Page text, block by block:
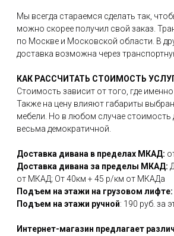
Мы всегда стараемся сделать так,
можно скорее получил свой заказ.
по Москве и Московской области. В
доставка возможна через
КАК РАССЧИТАТЬ СТОИМОСТЬ
Стоимость зависит от того, где
Также на цену влияют габариты
мебели. Но в любом случае стоимость
весьма демократичной.
Доставка дивана в пределах МКАД:
Доставка дивана за пределы МКАД:
от МКАД; От 40км + 45 р/км от МКАДа
Подъем на этажи на грузовом лифте:
Подъем на этажи ручной: 190 руб. за
Интернет-магазин предлагает